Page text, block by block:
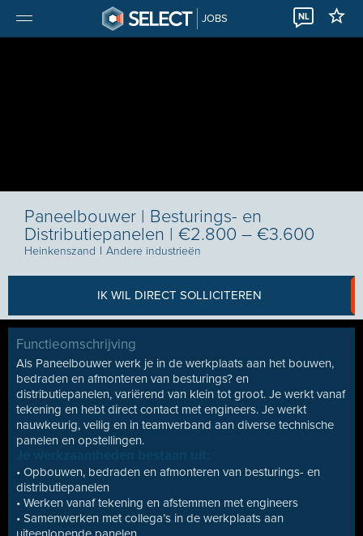
JOBS NL
Paneelbouwer | Besturings- en
Distributiepanelen | €2.800 – €3.600
Heinkenszand I Andere industrieën
IK WIL DIRECT SOLLICITEREN
Functieomschrijving
Als Paneelbouwer werk je in de werkplaats aan het bouwen,
bedraden en afmonteren van besturings? en
distributiepanelen, variërend van klein tot groot. Je werkt vanaf
tekening en hebt direct contact met engineers. Je werkt
nauwkeurig, veilig en in teamverband aan diverse technische
panelen en opstellingen.
• Opbouwen, bedraden en afmonteren van besturings- en
distributiepanelen
• Werken vanaf tekening en afstemmen met engineers
• Samenwerken met collega’s in de werkplaats aan